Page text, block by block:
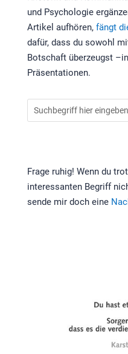
und Psychologie
Artikel aufhören, fängt
dafür, dass du sowohl
Botschaft überzeugst
Präsentationen.
Frage ruhig! Wenn du
interessanten Begriff
sende mir doch eine